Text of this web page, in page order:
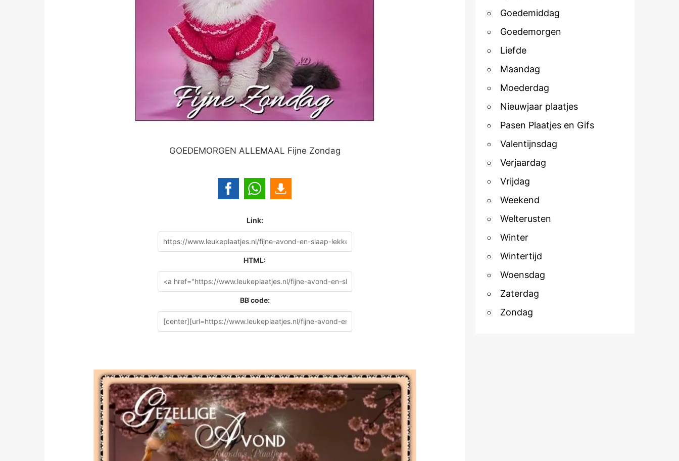
GOEDEMORGEN ALLEMAAL Fijne Zondag
Link:
HTML:
BB code:
Goedemiddag
Goedemorgen
Liefde
Maandag
Moederdag
Nieuwjaar plaatjes
Pasen Plaatjes en Gifs
Valentijnsdag
Verjaardag
Vrijdag
Weekend
Welterusten
Winter
Wintertijd
Woensdag
Zaterdag
Zondag